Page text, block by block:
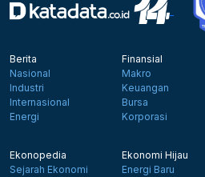
Berita
Nasional
Industri
Internasional
Energi
Finansial
Makro
Keuangan
Bursa
Korporasi
Ekonopedia
Sejarah Ekonomi
Ekonomi Hijau
Energi Baru